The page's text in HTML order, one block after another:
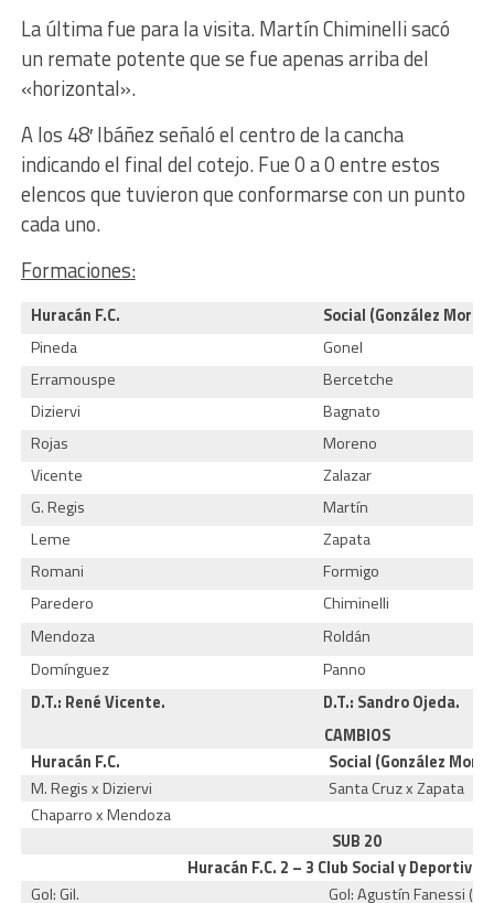
La última fue para la visita. Martín Chiminelli sacó
un remate potente que se fue apenas arriba del
«horizontal».
A los 48′ Ibáñez señaló el centro de la cancha
indicando el final del cotejo. Fue 0 a 0 entre estos
elencos que tuvieron que conformarse con un punto
cada uno.
Formaciones:
Huracán F.C.
Social (González
Pineda
Gonel
Erramouspe
Bercetche
Diziervi
Bagnato
Rojas
Moreno
Vicente
Zalazar
G. Regis
Martín
Leme
Zapata
Romani
Formigo
Paredero
Chiminelli
Mendoza
Roldán
Domínguez
Panno
D.T.: René Vicente.
D.T.: Sandro Ojeda.
CAMBIOS
Huracán F.C.
Social (González
M. Regis x Diziervi
Santa Cruz x Zapata
Chaparro x Mendoza
SUB 20
Huracán F.C. 2 – 3 Club Social y Deportivo
Gol: Gil.
Gol: Agustín Fanessi (p).